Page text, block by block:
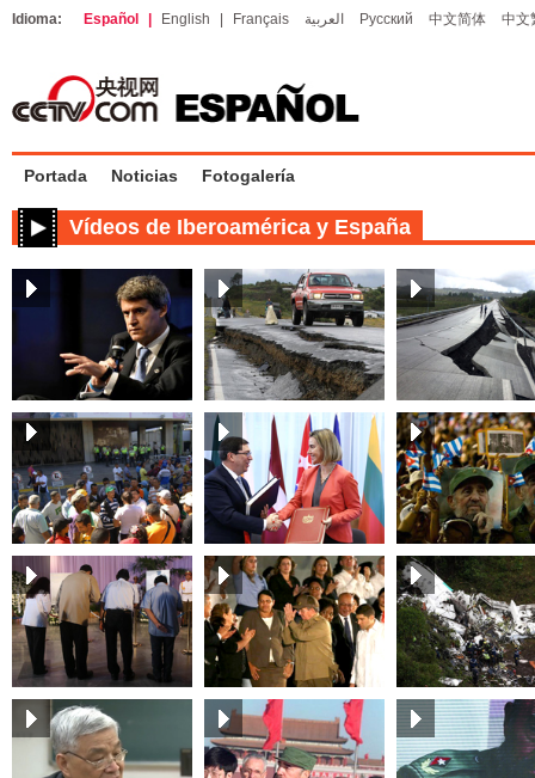
Idioma: Español English Français العربية Русский 中文简体 中文
Portada Noticias Fotogalería
Vídeos de Iberoamérica y España